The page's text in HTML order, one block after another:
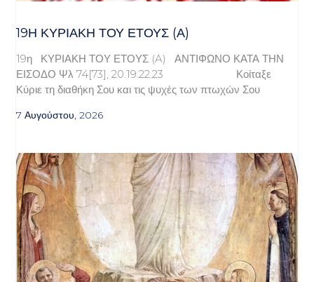
19Η ΚΥΡΙΑΚΉ ΤΟΥ ΈΤΟΥΣ (Α)
19η ΚΥΡΙΑΚΗ ΤΟΥ ΕΤΟΥΣ (A) ΑΝΤΙΦΩΝΟ ΚΑΤΑ ΤΗΝ
ΕΙΣΟΔΟ Ψλ 74[73], 20.19.22.23 Κοίταξε
Κύριε τη διαθήκη Σου και τις ψυχές των πτωχών Σου
7 Αυγούστου, 2026